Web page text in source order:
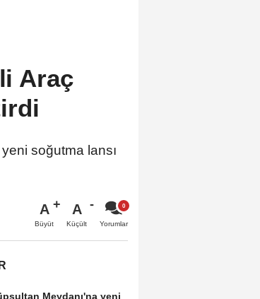
Araç
soğutma lansı
A
Büyüt
A
Küçült Yorumlar
Meydanı'na yeni